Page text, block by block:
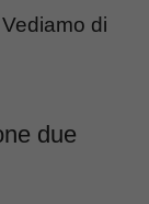
di
due